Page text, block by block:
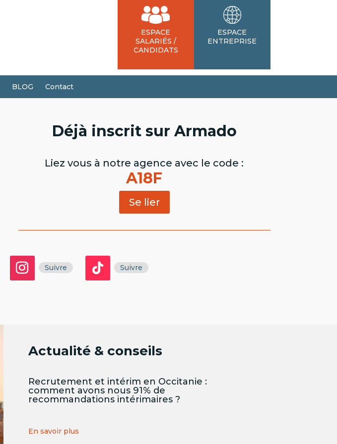
ESPACE
SALARIÉS /
CANDIDATS
ESPACE
ENTREPRISE
BLOG Contact
Déjà inscrit sur Armado
Liez vous à notre agence avec le code :
A18F
Se lier
Suivre Suivre
Actualité & conseils
Recrutement et intérim en Occitanie :
comment avons nous 91% de
recommandations intérimaires ?
En savoir plus